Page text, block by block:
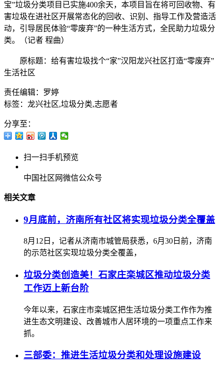
宝”垃圾分类项目已实施400余天，本项目旨在将可回收物、有
害垃圾在进社区开展常态化的回收、识别、指导工作及营造活
动，引导居民体验“零废弃”的一种生活方式，全民助力垃圾分
类。（记者 程曲）
原标题：给有害垃圾找个“家”汉阳龙兴社区打造“零废弃”
生活社区
责任编辑：罗婷
标签：龙兴社区,垃圾分类,志愿者
分享至：
扫一扫手机预览
中国社区网微信公众号
相关文章
9月底前，济南所有社区将实现垃圾分类全覆盖
8月12日，记者从济南市城管局获悉，6月30日前，济南
的示范社区实现垃圾分类全覆盖，
垃圾分类创造美！石家庄栾城区推动垃圾分类
工作迈上新台阶
今年以来，石家庄市栾城区把生活垃圾分类工作作为推
进生态文明建设、改善城市人居环境的一项重点工作来
抓。
三部委：推进生活垃圾分类和处理设施建设